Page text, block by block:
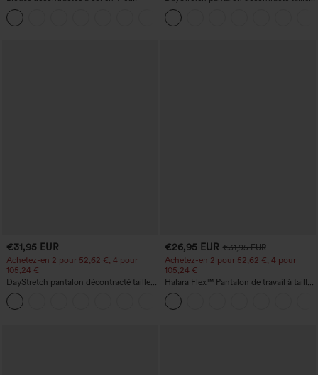
manches courtes bouffantes
haute avec poches et coupe droite
€31,95 EUR
Achetez-en 2 pour 52,62 €, 4 pour
105,24 €
DayStretch pantalon décontracté taille
haute à jambe en forme de tonneau
avec poches
€26,95 EUR €31,95 EUR
Achetez-en 2 pour 52,62 €, 4 pour
105,24 €
Halara Flex™ Pantalon de travail à taille
haute, jambe large, avec poches, en
maille gaufrée